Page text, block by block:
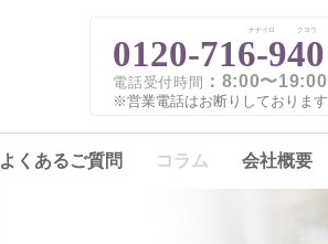
ナナイロ クヨウ
0120-716-940
電話受付時間 ：8:00〜19:00
※営業電話はお断りしております
よくあるご質問 コラム 会社概要